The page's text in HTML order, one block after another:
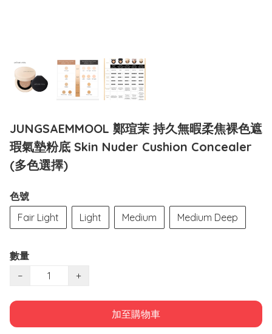
JUNGSAEMMOOL 鄭瑄茉 持久無暇柔焦裸色遮
瑕氣墊粉底 Skin Nuder Cushion Concealer
(多色選擇)
色號
Fair Light
Light Medium Medium Deep
數量
−
+
加至購物車